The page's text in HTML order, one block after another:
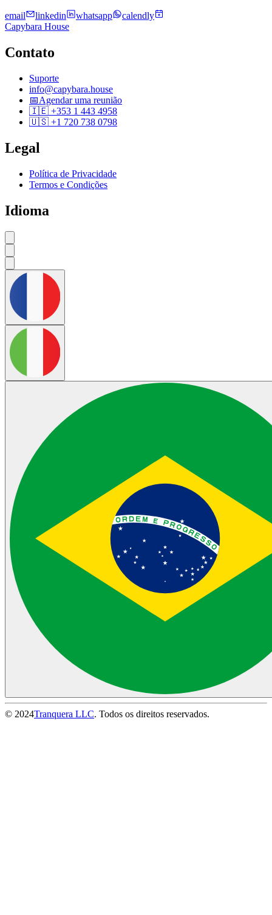
email linkedin whatsapp
calendly
Capybara House
Contato
Suporte
info@capybara.house
📅Agendar uma reunião
🇮🇪 +353 1 443 4958
🇺🇸 +1 720 738 0798
Legal
Política de Privacidade
Termos e Condições
Idioma
© 2024Tranquera LLC. Todos os direitos reservados.